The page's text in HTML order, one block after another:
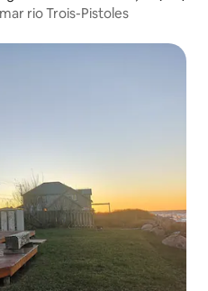
rio Trois-Pistoles